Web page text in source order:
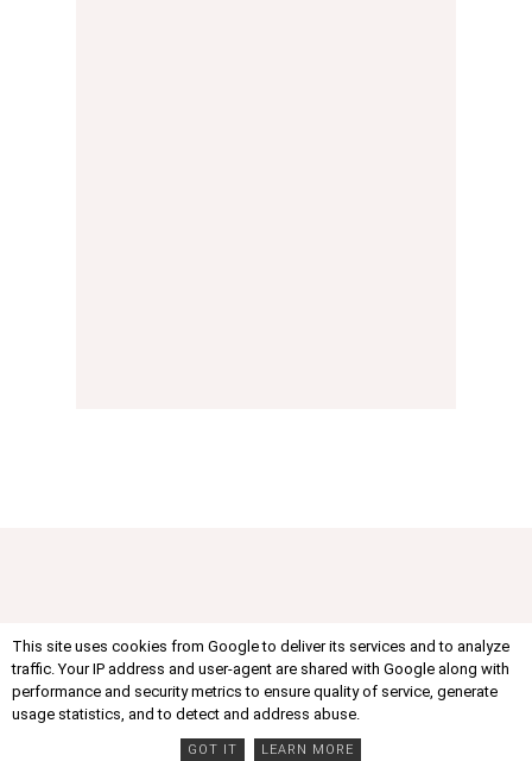
¿Estás buscando algo
en especial?
This site uses cookies from Google to deliver its services and to analyze
traffic. Your IP address and user-agent are shared with Google along with
performance and security metrics to ensure quality of service, generate
usage statistics, and to detect and address abuse.
LEARN MORE
GOT IT